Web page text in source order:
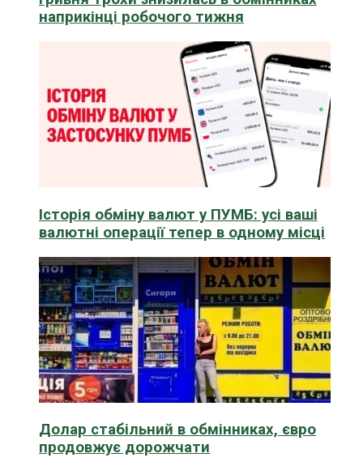
наприкінці робочого тижня
Історія обміну валют у ПУМБ: усі ваші
валютні операції тепер в одному місці
Долар стабільний в обмінниках, євро
продовжує дорожчати